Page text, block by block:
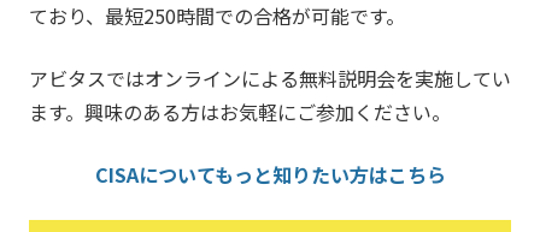
ており、最短250時間での合格が可能です。
アビタスではオンラインによる無料説明会を実施してい
ます。興味のある方はお気軽にご参加ください。
CISAについてもっと知りたい方はこちら